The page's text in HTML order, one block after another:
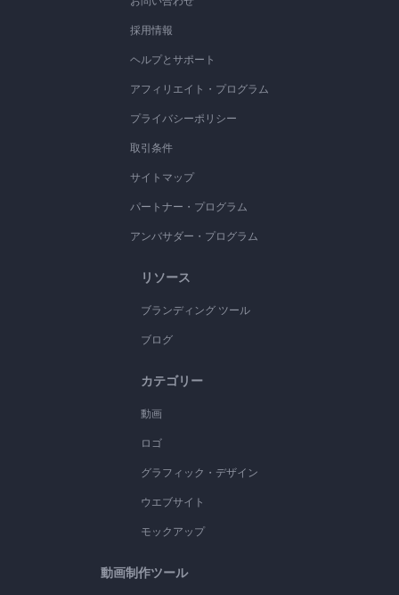
採用情報
ヘルプとサポート
アフィリエイト・プログラム
プライバシーポリシー
取引条件
サイトマップ
パートナー・プログラム
アンバサダー・プログラム
リソース
ブランディング ツール
ブログ
カテゴリー
動画
ロゴ
グラフィック・デザイン
ウエブサイト
モックアップ
動画制作ツール